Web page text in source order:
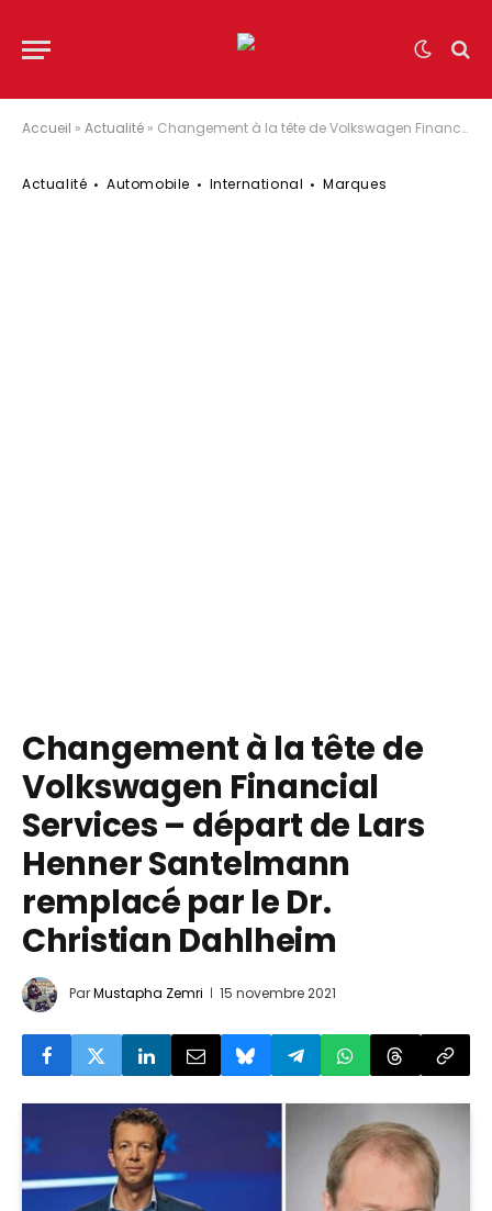
Accueil » Actualité » Changement à la tête de Volkswagen Financial Services – départ de Lars Henner Santelmann remplacé par le Dr. Christian Dahlheim
Actualité Automobile International Marques
Changement à la tête de
Volkswagen Financial
Services – départ de Lars
Henner Santelmann
remplacé par le Dr.
Christian Dahlheim
ParMustapha Zemri 15 novembre 2021